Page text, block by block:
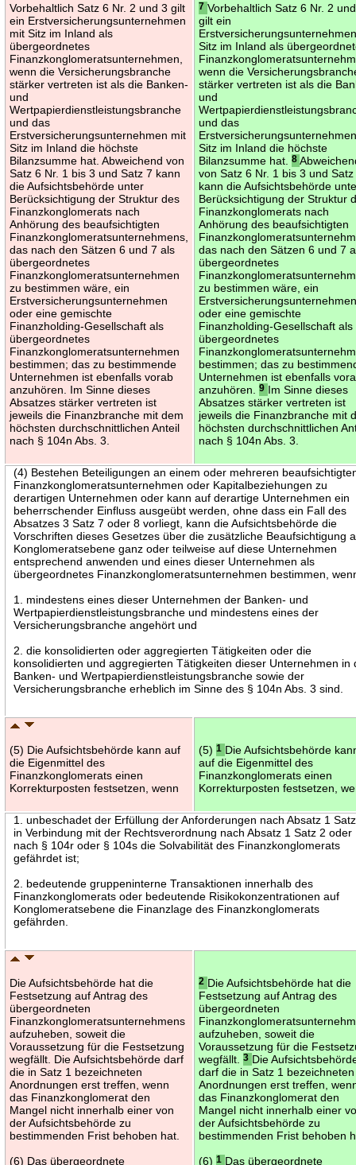
Vorbehaltlich Satz 6 Nr. 2 und 3 gilt
ein Erstversicherungsunternehmen
mit Sitz im Inland als
übergeordnetes
Finanzkonglomeratsunternehmen,
wenn die Versicherungsbranche
stärker vertreten ist als die Banken-
und
Wertpapierdienstleistungsbranche
und das
Erstversicherungsunternehmen mit
Sitz im Inland die höchste
Bilanzsumme hat. Abweichend von
Satz 6 Nr. 1 bis 3 und Satz 7 kann
die Aufsichtsbehörde unter
Berücksichtigung der Struktur des
Finanzkonglomerats nach
Anhörung des beaufsichtigten
Finanzkonglomeratsunternehmens,
das nach den Sätzen 6 und 7 als
übergeordnetes
Finanzkonglomeratsunternehmen
zu bestimmen wäre, ein
Erstversicherungsunternehmen
oder eine gemischte
Finanzholding-Gesellschaft als
übergeordnetes
Finanzkonglomeratsunternehmen
bestimmen; das zu bestimmende
Unternehmen ist ebenfalls vorab
anzuhören. Im Sinne dieses
Absatzes stärker vertreten ist
jeweils die Finanzbranche mit dem
höchsten durchschnittlichen Anteil
nach § 104n Abs. 3.
7 Vorbehaltlich Satz 6 Nr. 2
gilt ein
Sitz im Inland als
wenn die
stärker vertreten ist als die
und
und das
Sitz im Inland die höchste
Bilanzsumme hat.8
von Satz 6 Nr. 1 bis 3 und
kann die Aufsichtsbehörde
Berücksichtigung der Struktur
Finanzkonglomerats nach
Anhörung des beaufsichtigten
das nach den Sätzen 6 und 7
übergeordnetes
zu bestimmen wäre, ein
oder eine gemischte
Finanzholding-Gesellschaft als
übergeordnetes
bestimmen; das zu
Unternehmen ist ebenfalls
anzuhören.9 Im Sinne dieses
Absatzes stärker vertreten ist
jeweils die Finanzbranche mit
höchsten durchschnittlichen
nach § 104n Abs. 3.
(4) Bestehen Beteiligungen an einem oder mehreren
Finanzkonglomeratsunternehmen oder Kapitalbeziehungen zu
derartigen Unternehmen oder kann auf derartige Unternehmen ein
beherrschender Einfluss ausgeübt werden, ohne dass ein Fall des
Absatzes 3 Satz 7 oder 8 vorliegt, kann die Aufsichtsbehörde die
Vorschriften dieses Gesetzes über die zusätzliche Beaufsichtigung
Konglomeratsebene ganz oder teilweise auf diese Unternehmen
entsprechend anwenden und eines dieser Unternehmen als
übergeordnetes Finanzkonglomeratsunternehmen bestimmen,
1. mindestens eines dieser Unternehmen der Banken- und
Wertpapierdienstleistungsbranche und mindestens eines der
Versicherungsbranche angehört und
2. die konsolidierten oder aggregierten Tätigkeiten oder die
konsolidierten und aggregierten Tätigkeiten dieser Unternehmen in
Banken- und Wertpapierdienstleistungsbranche sowie der
Versicherungsbranche erheblich im Sinne des § 104n Abs. 3 sind.
(5) Die Aufsichtsbehörde kann auf
die Eigenmittel des
Finanzkonglomerats einen
Korrekturposten festsetzen, wenn
(5)1 Die Aufsichtsbehörde
auf die Eigenmittel des
Finanzkonglomerats einen
Korrekturposten festsetzen,
1. unbeschadet der Erfüllung der Anforderungen nach Absatz 1
in Verbindung mit der Rechtsverordnung nach Absatz 1 Satz 2 oder
nach § 104r oder § 104s die Solvabilität des Finanzkonglomerats
gefährdet ist;
2. bedeutende gruppeninterne Transaktionen innerhalb des
Finanzkonglomerats oder bedeutende Risikokonzentrationen auf
Konglomeratsebene die Finanzlage des Finanzkonglomerats
gefährden.
Die Aufsichtsbehörde hat die
Festsetzung auf Antrag des
übergeordneten
Finanzkonglomeratsunternehmens
aufzuheben, soweit die
Voraussetzung für die Festsetzung
wegfällt. Die Aufsichtsbehörde darf
die in Satz 1 bezeichneten
Anordnungen erst treffen, wenn
das Finanzkonglomerat den
Mangel nicht innerhalb einer von
der Aufsichtsbehörde zu
bestimmenden Frist behoben hat.
(6) Das übergeordnete
2 Die Aufsichtsbehörde hat die
Festsetzung auf Antrag des
übergeordneten
aufzuheben, soweit die
Voraussetzung für die
wegfällt.3 Die
darf die in Satz 1 bezeichneten
Anordnungen erst treffen,
das Finanzkonglomerat den
Mangel nicht innerhalb einer
der Aufsichtsbehörde zu
bestimmenden Frist behoben
(6)1 Das übergeordnete